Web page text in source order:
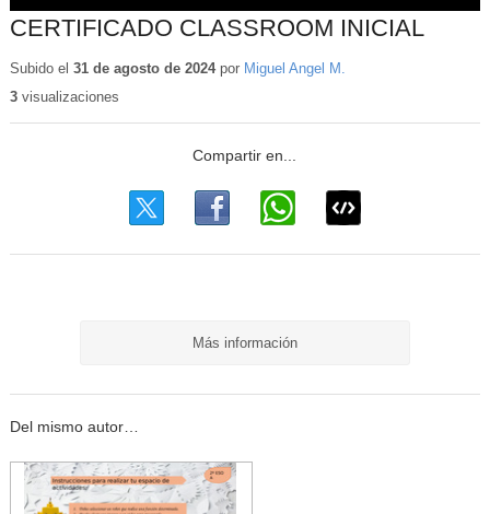
CERTIFICADO CLASSROOM INICIAL
Subido el 31 de agosto de 2024por Miguel Angel M.
3visualizaciones
Más información
Del mismo autor…